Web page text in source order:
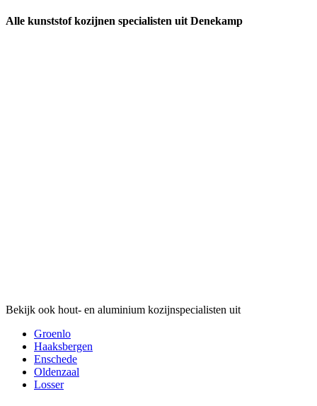
Alle kunststof kozijnen specialisten uit Denekamp
Bekijk ook hout- en aluminium kozijnspecialisten uit
Groenlo
Haaksbergen
Enschede
Oldenzaal
Losser